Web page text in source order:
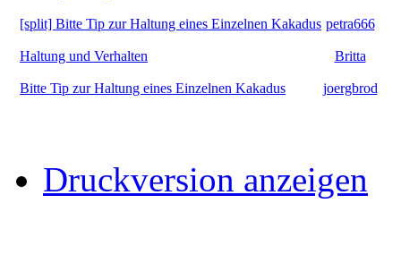
[split] Bitte Tip zur Haltung eines Einzelnen Kakadus petra666
Haltung und Verhalten Britta
Bitte Tip zur Haltung eines Einzelnen Kakadus joergbrod
Druckversion anzeigen